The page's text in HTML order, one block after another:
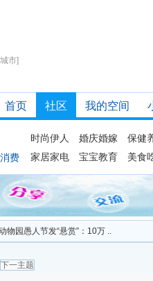
市]
首页 社区 我的空间
消费
时尚伊人 婚庆婚嫁
保健
家居家电
宝宝教育 美食
物园愚人节发“悬赏”：10万 ..
下一主题